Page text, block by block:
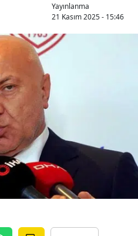
Yayınlanma
21 Kasım 2025 - 15:46